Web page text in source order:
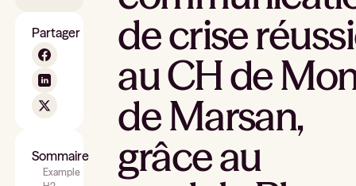
Partager
Sommaire
Example
de crise
au CH de
de Marsan,
grâce au